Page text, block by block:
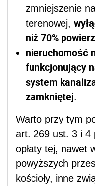
zmniejszenie
terenowej,
niż 70%
nieruchomość
funkcjonujący
system
zamkniętej.
Warto przy tym
art. 269 ust. 3 i 4
opłaty tej, nawet
powyższych
kościoły, inne